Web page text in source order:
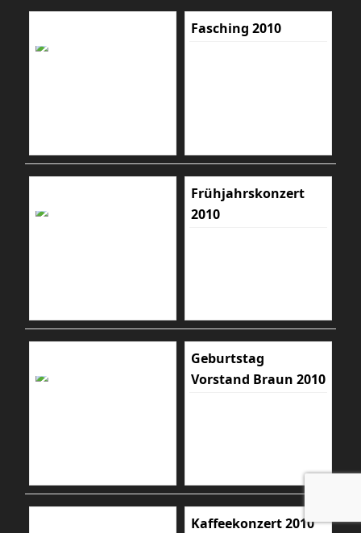
Fasching 2010
Frühjahrskonzert
2010
Geburtstag
Vorstand Braun 2010
Kaffeekonzert 2010